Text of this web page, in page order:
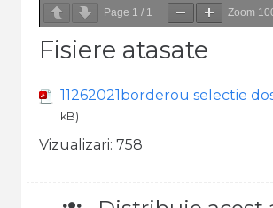
Page 1 / 1 Zoom
Fisiere atasate
11262021borderou selectie
kB)
Vizualizari: 758